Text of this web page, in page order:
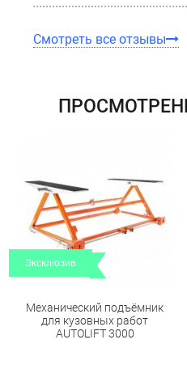
Смотреть все отзывы
Эксклюзив
Механический подъёмник
для кузовных работ
AUTOLIFT 3000